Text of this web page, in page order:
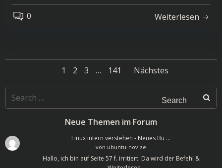
0 Weiterlesen
Posts
Page
1 Page
2 Page
3 … Page
141
Posts
Nächstes
Search
for:
Neue Themen im Forum
Linux intern verstehen - Neues Bu …
von ubuntu-novize
Hallo, ich bin auf Seite 57 f. irritiert: Da wird der Befehl &